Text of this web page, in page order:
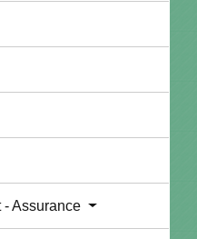
- Assurance